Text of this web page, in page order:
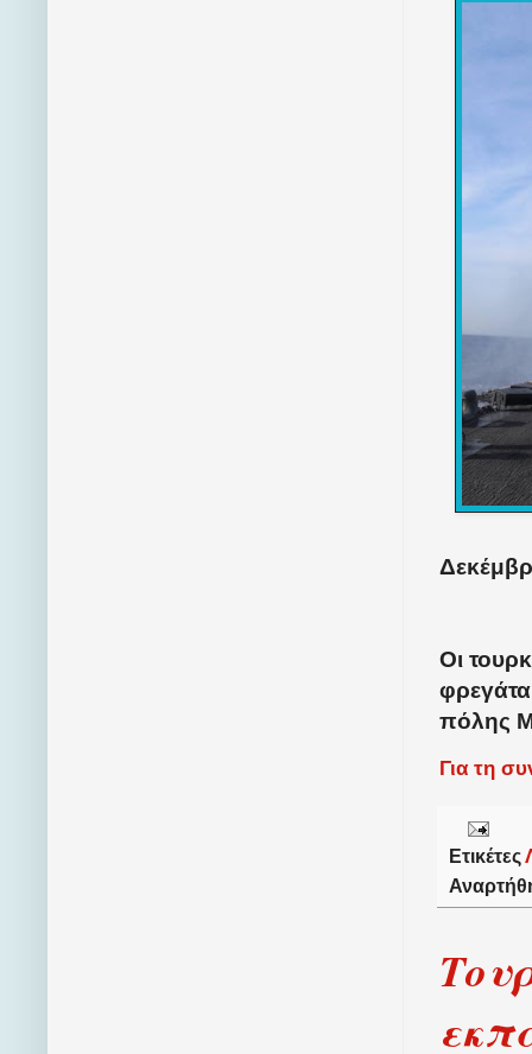
Οι
φρεγάτα
πόλης
Για τη
Ετικέτες